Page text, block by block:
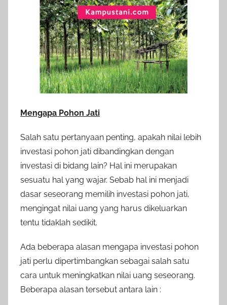
Mengapa Pohon Jati
Salah satu pertanyaan penting, apakah nilai lebih
investasi pohon jati dibandingkan dengan
investasi di bidang lain? Hal ini merupakan
sesuatu hal yang wajar. Sebab hal ini menjadi
dasar seseorang memilih investasi pohon jati,
mengingat nilai uang yang harus dikeluarkan
tentu tidaklah sedikit.
Ada beberapa alasan mengapa investasi pohon
jati perlu dipertimbangkan sebagai salah satu
cara untuk meningkatkan nilai uang seseorang.
Beberapa alasan tersebut antara lain :